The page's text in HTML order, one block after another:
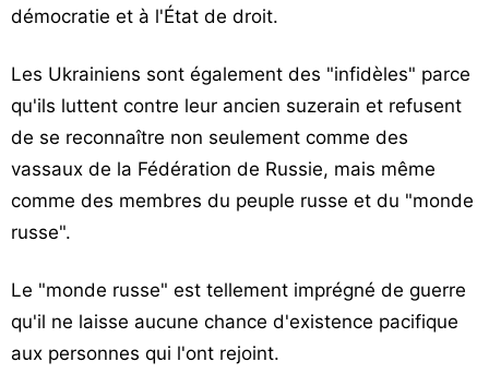
démocratie et à l'État de droit.
Les Ukrainiens sont également des "infidèles" parce
qu'ils luttent contre leur ancien suzerain et refusent
de se reconnaître non seulement comme des
vassaux de la Fédération de Russie, mais même
comme des membres du peuple russe et du "monde
russe".
Le "monde russe" est tellement imprégné de guerre
qu'il ne laisse aucune chance d'existence pacifique
aux personnes qui l'ont rejoint.